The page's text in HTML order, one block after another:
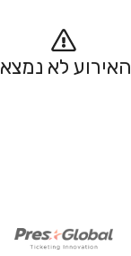
האירוע לא נמצא